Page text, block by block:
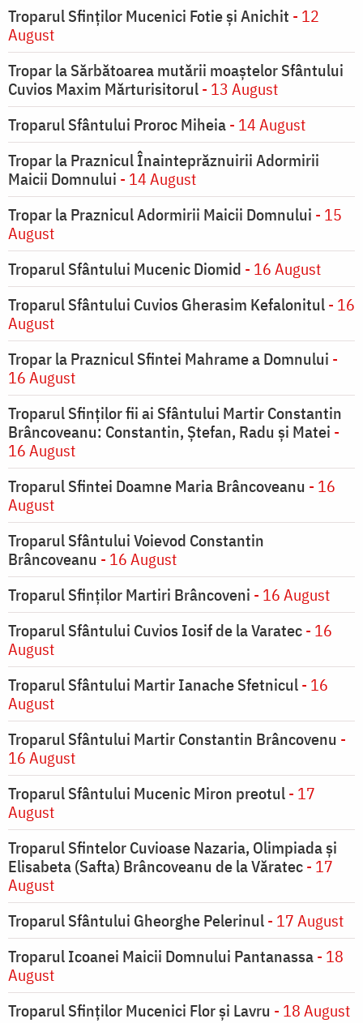
Troparul Sfinţilor Mucenici Fotie şi Anichit - 12
August
Tropar la Sărbătoarea mutării moaştelor Sfântului
Cuvios Maxim Mărturisitorul- 13 August
Troparul Sfântului Proroc Miheia- 14 August
Tropar la Praznicul Înainteprăznuirii Adormirii
Maicii Domnului - 14 August
Tropar la Praznicul Adormirii Maicii Domnului - 15
August
Troparul Sfântului Mucenic Diomid - 16 August
Troparul Sfântului Cuvios Gherasim Kefalonitul- 16
August
Tropar la Praznicul Sfintei Mahrame a Domnului -
16 August
Troparul Sfinților fii ai Sfântului Martir Constantin
Brâncoveanu: Constantin, Ștefan, Radu și Matei -
16 August
Troparul Sfintei Doamne Maria Brâncoveanu - 16
August
Troparul Sfântului Voievod Constantin
Brâncoveanu - 16 August
Troparul Sfinților Martiri Brâncoveni - 16 August
Troparul Sfântului Cuvios Iosif de la Varatec- 16
August
Troparul Sfântului Martir Ianache Sfetnicul- 16
August
Troparul Sfântului Martir Constantin Brâncovenu -
16 August
Troparul Sfântului Mucenic Miron preotul- 17
August
Troparul Sfintelor Cuvioase Nazaria, Olimpiada și
Elisabeta (Safta) Brâncoveanu de la Văratec- 17
August
Troparul Sfântului Gheorghe Pelerinul- 17 August
Troparul Icoanei Maicii Domnului Pantanassa- 18
August
Troparul Sfinţilor Mucenici Flor şi Lavru - 18 August